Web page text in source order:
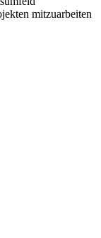
mitzuarbeiten